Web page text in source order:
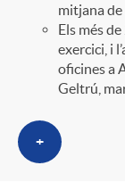
mitjana
Els més
exercici, i
oficines a
Geltrú,
+